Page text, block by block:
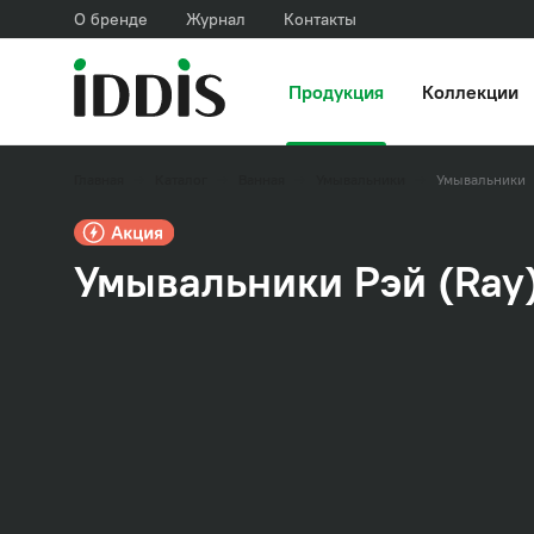
О бренде Журнал Контакты
Продукция Коллекции
Умывальники
Умывальники Рэй